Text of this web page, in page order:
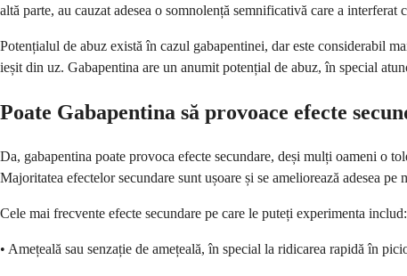
altă parte, au cauzat adesea o somnolență semnificativă care a interferat
Potențialul de abuz există în cazul gabapentinei, dar este considerabil
ieșit din uz. Gabapentina are un anumit potențial de abuz, în special
Poate Gabapentina să provoace efecte
Da, gabapentina poate provoca efecte secundare, deși mulți oameni o
Majoritatea efectelor secundare sunt ușoare și se ameliorează adesea
Cele mai frecvente efecte secundare pe care le puteți experimenta includ:
• Amețeală sau senzație de amețeală, în special la ridicarea rapidă în